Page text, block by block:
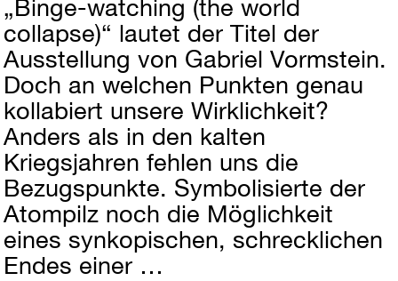
„Binge-watching (the world
collapse)“ lautet der Titel der
Ausstellung von Gabriel Vormstein.
Doch an welchen Punkten genau
kollabiert unsere Wirklichkeit?
Anders als in den kalten
Kriegsjahren fehlen uns die
Bezugspunkte. Symbolisierte der
Atompilz noch die Möglichkeit
eines synkopischen, schrecklichen
Endes einer …